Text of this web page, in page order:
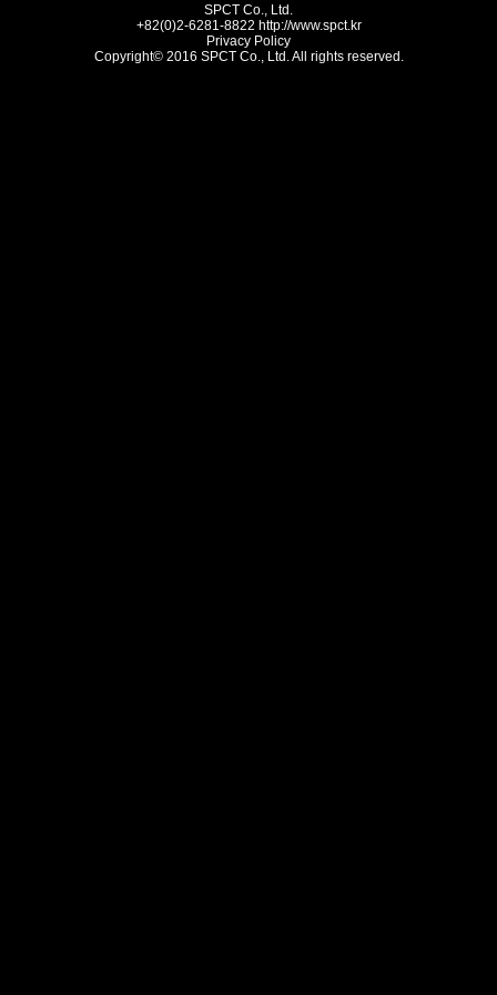
SPCT Co., Ltd.
+82(0)2-6281-8822 http://www.spct.kr
Privacy Policy
Copyright© 2016 SPCT Co., Ltd. All rights reserved.